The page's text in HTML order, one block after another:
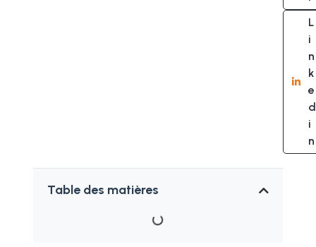
L
i
n
k
e
d
i
n
Table des matières